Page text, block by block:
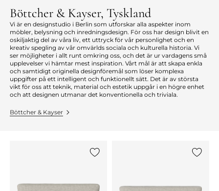
Böttcher & Kayser, Tyskland
Vi är en designstudio i Berlin som utforskar alla aspekter inom
möbler, belysning och inredningsdesign. För oss har design blivit en
oskiljaktig del av våra liv, ett uttryck för vår personlighet och en
kreativ spegling av vår omvärlds sociala och kulturella historia. Vi
ser möjligheter i allt runt omkring oss, och det är ur vardagens små
upplevelser vi hämtar mest inspiration. Vårt mål är att skapa enkla
och samtidigt originella designföremål som löser komplexa
uppgifter på ett intelligent och funktionellt sätt. Det är av största
vikt för oss att teknik, material och estetik uppgår i en högre enhet
och att designen utmanar det konventionella och triviala.
Böttcher & Kayser